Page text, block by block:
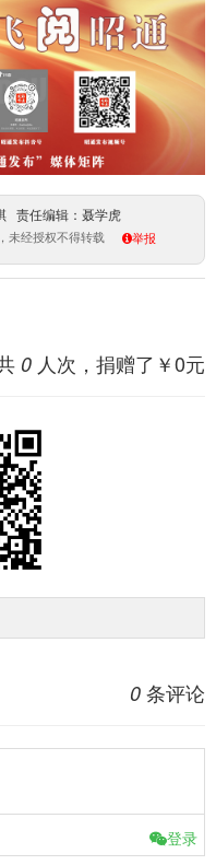
责任编辑：聂学虎
未经授权不得转载 举报
0 人次，捐赠了￥0元
0 条评论
登录